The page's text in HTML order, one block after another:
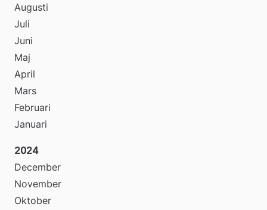
Augusti
Juli
Juni
Maj
April
Mars
Februari
Januari
2024
December
November
Oktober